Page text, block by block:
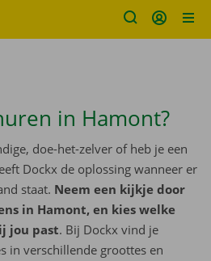
in Hamont?
doe-het-zelver of heb je een
Dockx de oplossing wanneer er
staat. Neem een kijkje door
in Hamont, en kies welke
jou past. Bij Dockx vind je
in verschillende groottes en